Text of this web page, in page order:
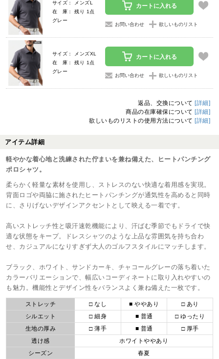
サイズ： メンズL
在 庫： 残り 1点
グレー
カートに入れる
お問い合わせ 欲しいものリスト
サイズ： メンズXL
在 庫： 残り 1点
グレー
カートに入れる
お問い合わせ 欲しいものリスト
返品、交換について [詳細]
商品の在庫確保について [詳細]
欲しいものリストの使用方法について [詳細]
アイテム詳細
軽やかな着心地と洗練された佇まいを兼ね備えた、ヒートパンチング
ポロシャツ。
柔らかく軽量な素材を使用し、ストレスのない快適な着用感を実現。
背面ロゴや両脇に施されたヒートパンチングが通気性を高めると同時
に、さりげないデザインアクセントとして映える一着です。
高いストレッチ性と吸汗速乾機能により、汗ばむ季節でもドライで快
適な状態をキープ。ドレスシャツのような上品な雰囲気を持ち合わ
せ、カジュアルになりすぎず大人のゴルフスタイルにマッチします。
ブラック、ホワイト、サンドカーキ、チャコールグレーの落ち着いた
カラーバリエーションで、幅広いコーディネートに取り入れやすいの
も魅力。機能性とデザイン性をバランスよく兼ね備えた一枚です。
ストレッチ □ なし ■ ややあり
□ あり
シルエット
□ 細身 ■ 普通
□ ゆったり
生地の厚み
□ 薄手 ■ 普通
□ 厚手
透け感
ホワイトややあり
シーズン
春夏